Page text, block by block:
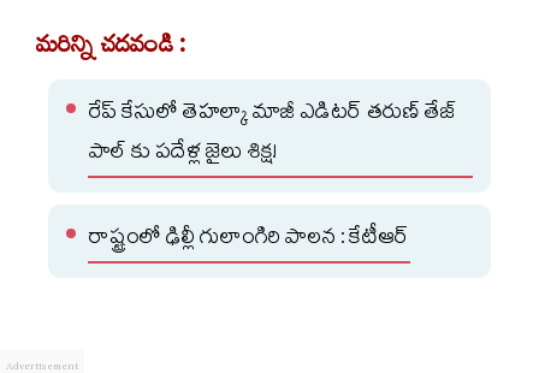
మరిన్ని చదవండి :
రేప్ కేసులో తెహల్కా మాజీ ఎడిటర్ తరుణ్ తేజ్
పాల్ కు పదేళ్ల జైలు శిక్ష!
రాష్ట్రంలో ఢిల్లీ గులాంగిరి పాలన : కేటీఆర్